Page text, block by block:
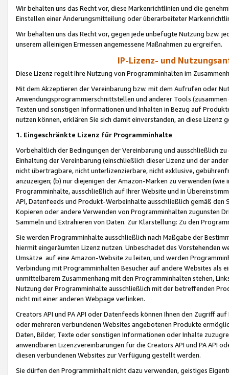
Wir behalten uns das Recht vor, diese Markenrichtlinien und die
Einstellen einer Änderungsmitteilung oder überarbeiteter
Wir behalten uns das Recht vor, gegen jede unbefugte Nutzung bzw.
unserem alleinigen Ermessen angemessene Maßnahmen zu ergreifen.
IP-Lizenz- und
Diese Lizenz regelt Ihre Nutzung von Programminhalten im
Mit dem Akzeptieren der Vereinbarung bzw. mit dem Aufrufen oder
Anwendungsprogrammierschnittstellen und anderer Tools (zusammen
Texten und sonstigen Informationen und Inhalten in Bezug auf
nutzen können, erklären Sie sich damit einverstanden, an diese Lizenz
1. Eingeschränkte Lizenz für Programminhalte
Vorbehaltlich der Bedingungen der Vereinbarung und ausschließlich
Einhaltung der Vereinbarung (einschließlich dieser Lizenz und der
nicht übertragbare, nicht unterlizenzierbare, nicht exklusive,
anzuzeigen; (b) nur diejenigen der Amazon-Marken zu verwenden
Programminhalte, ausschließlich auf Ihrer Website und in
API, Datenfeeds und Produkt-Werbeinhalte ausschließlich gemäß
Kopieren oder andere Verwenden von Programminhalten zugunsten
Sammeln und Extrahieren von Daten. Zur Klarstellung: Zu den
Sie werden Programminhalte ausschließlich nach Maßgabe der
hiermit eingeräumten Lizenz nutzen. Unbeschadet des Vorstehenden
Umsätze auf eine Amazon-Website zu leiten, und werden
Verbindung mit Programminhalten Besucher auf andere Websites als
unmittelbarem Zusammenhang mit den Programminhalten stehen,
Nutzung der Programminhalte ausschließlich mit der betreffenden
nicht mit einer anderen Webpage verlinken.
Creators API und PA API oder Datenfeeds können Ihnen den Zugriff
oder mehreren verbundenen Websites angebotenen Produkte
Daten, Bilder, Texte oder sonstigen Informationen oder Inhalte
anwendbaren Lizenzvereinbarungen für die Creators API und PA API
diesen verbundenen Websites zur Verfügung gestellt werden.
Sie dürfen den Programminhalt nicht dazu verwenden, geistiges